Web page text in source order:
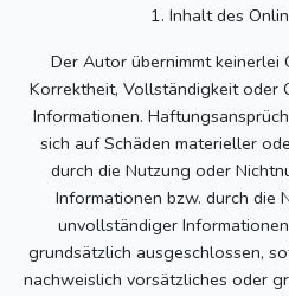
1. Inhalt des
Der Autor übernimmt
Korrektheit, Vollständigkeit oder
Informationen.
sich auf Schäden materieller
durch die Nutzung oder
Informationen bzw. durch die
unvollständiger
grundsätzlich ausgeschlossen,
nachweislich vorsätzliches oder